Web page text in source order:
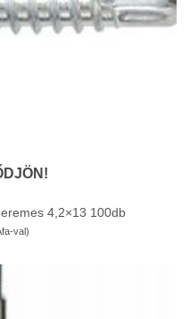
4,2×13 100db
val)